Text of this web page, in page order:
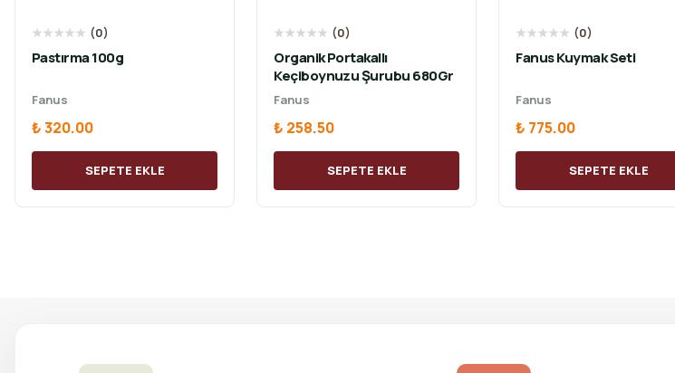
★★★★★ (0)
Pastırma 100g
Fanus
₺ 320.00
SEPETE EKLE
★★★★★ (0)
Organik Portakallı
Keçiboynuzu Şurubu 680Gr
Fanus
₺ 258.50
SEPETE EKLE
★★★★★ (0)
Fanus Kuymak Seti
Fanus
₺ 775.00
SEPETE EKLE